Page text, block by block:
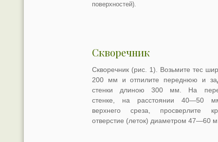
поверхностей).
Скворечник
Скворечник (рис. 1). Возьмите тес
200 мм и отпилите переднюю и
стенки длиною 300 мм. На
стенке, на расстоянии 40—50
верхнего среза, просверлите
отверстие (леток) диаметром 47—60